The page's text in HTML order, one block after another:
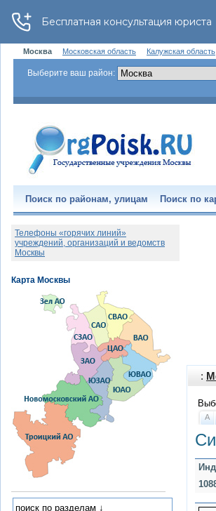
Москва Московская область Калужская область
Выберите ваш район:
Поиск по районам, улицам Поиск по
:
А
Телефоны «горячих линий»
учреждений, организаций и ведомств
Москвы